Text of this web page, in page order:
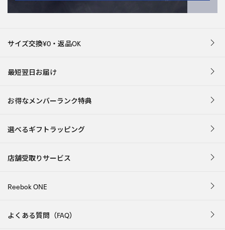
サイズ交換¥0・返品OK
最短翌日お届け
お得なメンバーランク特典
選べるギフトラッピング
店舗受取りサービス
Reebok ONE
よくある質問（FAQ）